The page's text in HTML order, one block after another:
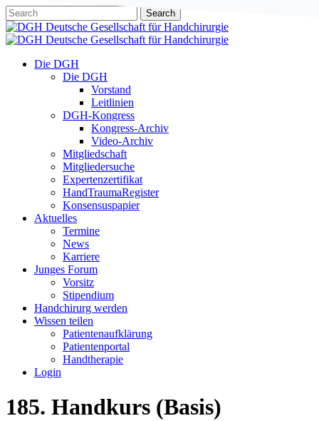
Skip
to
main
Search
Close
Search
Menu
Die DGH
Die DGH
Vorstand
Leitlinien
DGH-Kongress
Kongress-Archiv
Video-Archiv
Mitgliedschaft
Mitgliedersuche
Expertenzertifikat
HandTraumaRegister
Konsensuspapier
Aktuelles
Termine
News
Karriere
Junges Forum
Vorsitz
Stipendium
Handchirurg werden
Wissen teilen
Patientenaufklärung
Patientenportal
Handtherapie
Login
185. Handkurs (Basis)